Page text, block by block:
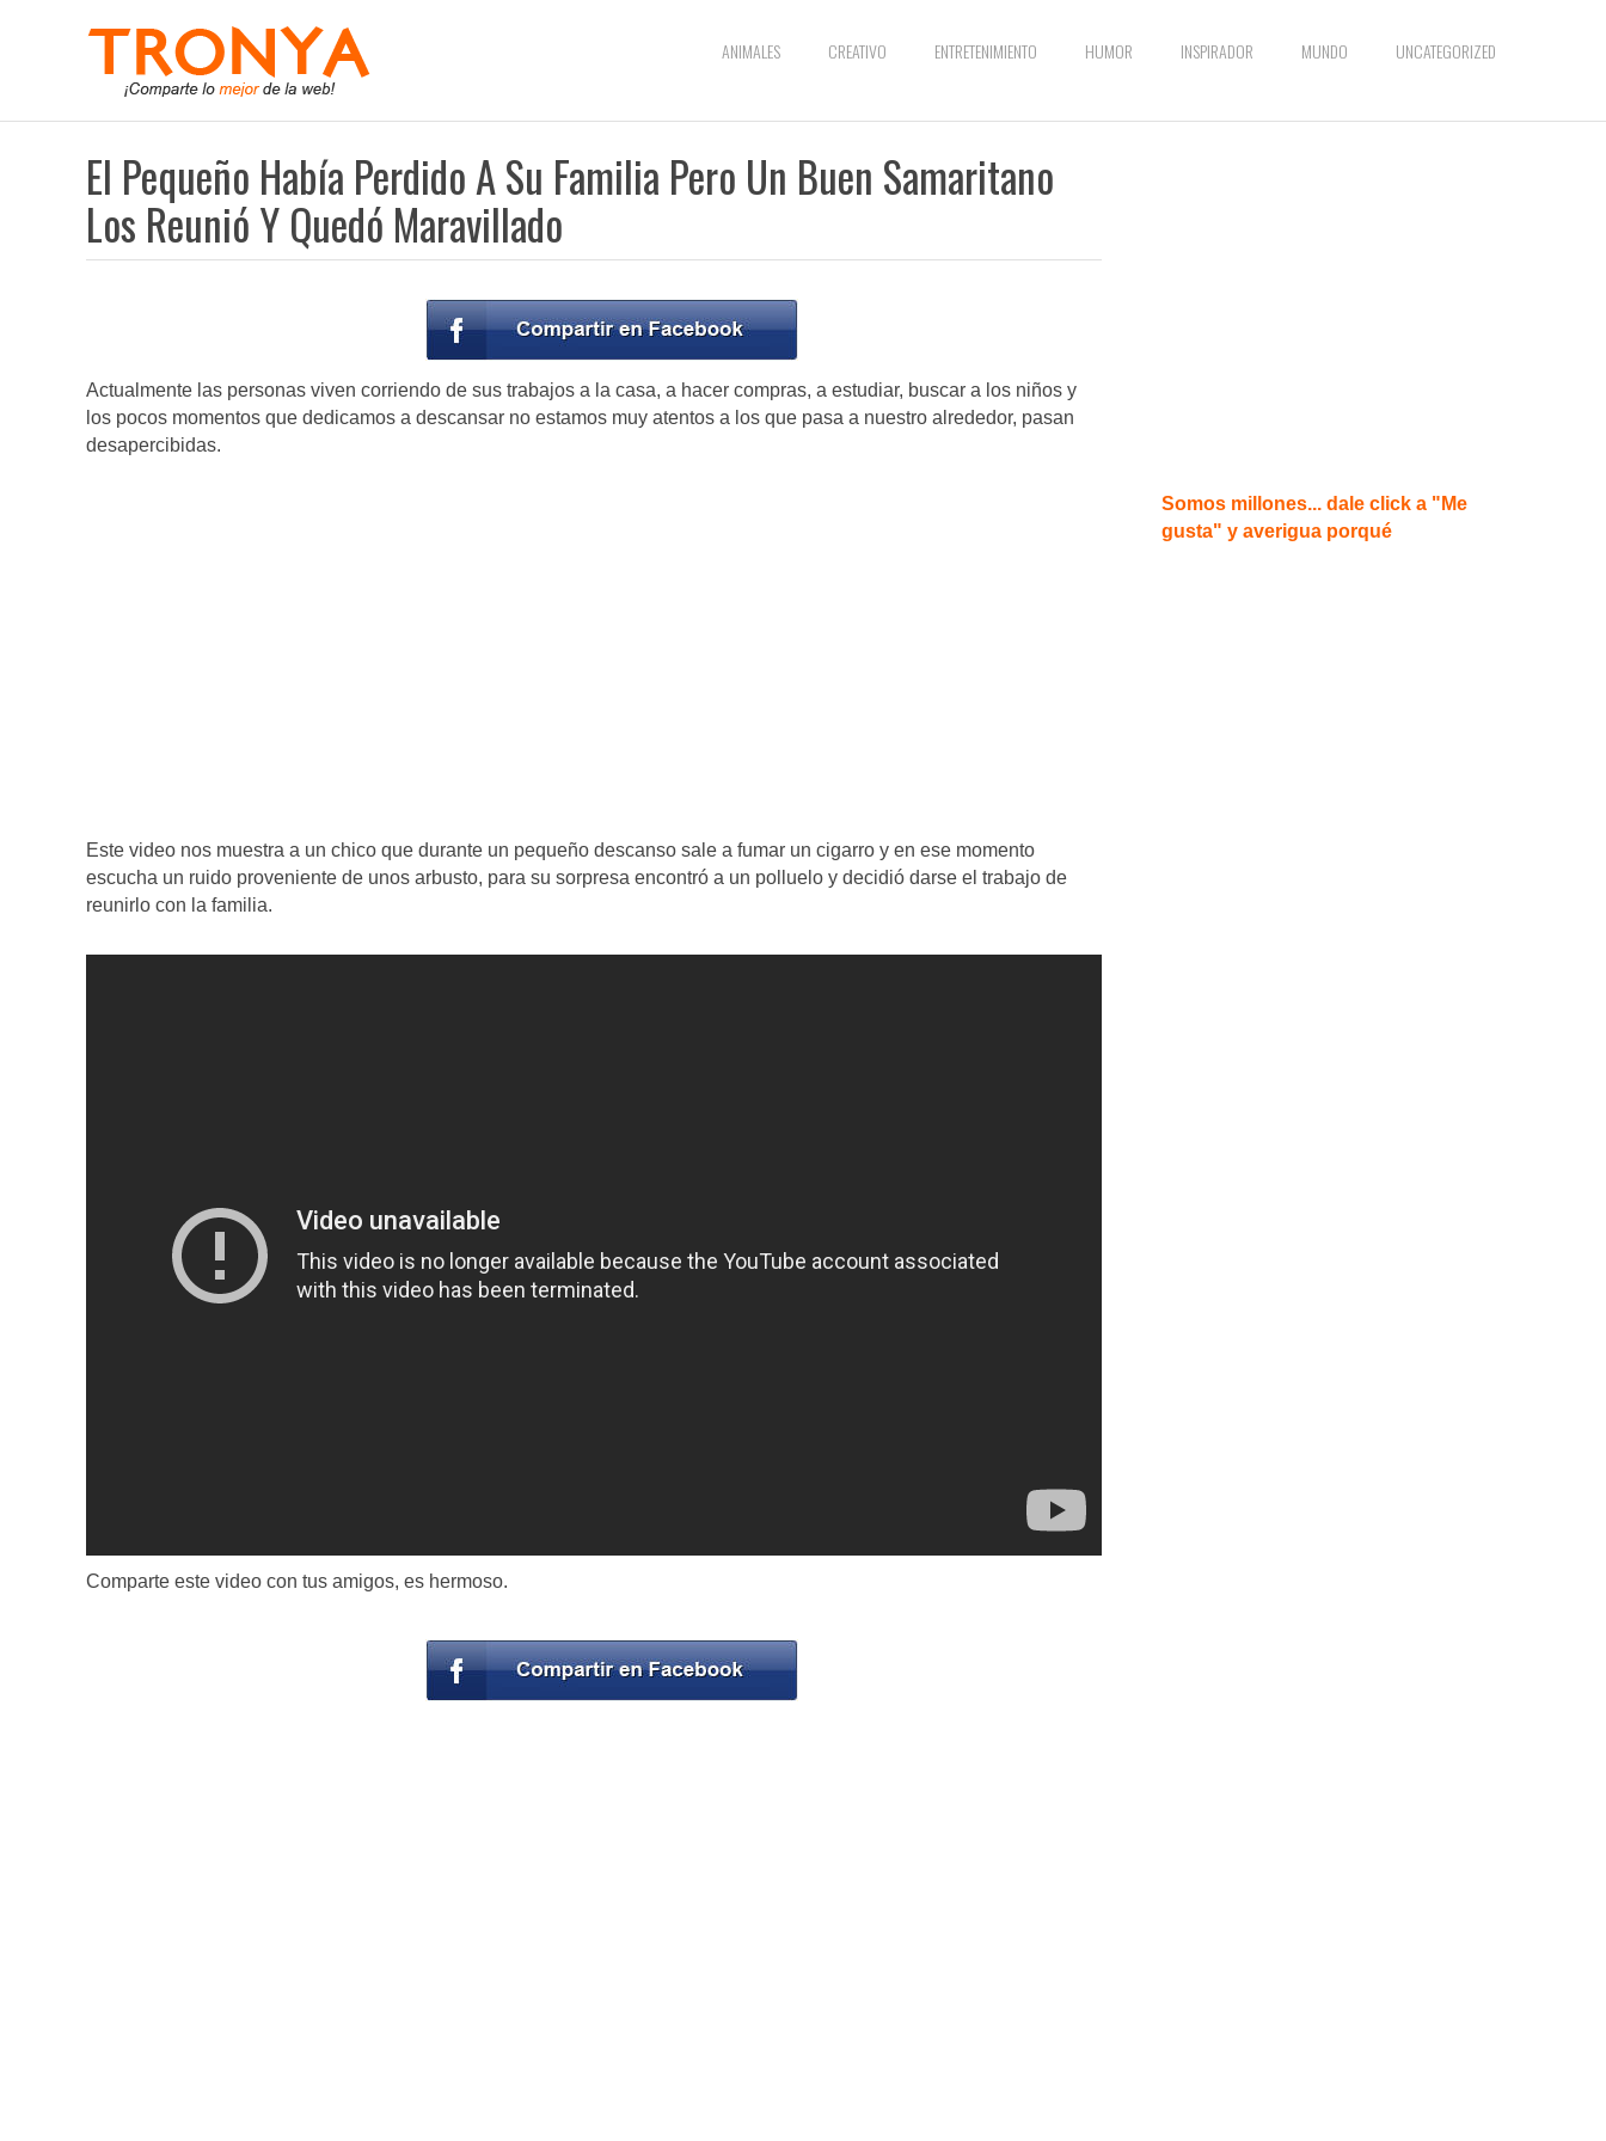
ANIMALES CREATIVO ENTRETENIMIENTO HUMOR INSPIRADOR MUNDO UNCATEGORIZED
El Pequeño Había Perdido A Su Familia Pero Un Buen Samaritano
Los Reunió Y Quedó Maravillado
Actualmente las personas viven corriendo de sus trabajos a la casa, a hacer compras, a estudiar, buscar a los niños y
los pocos momentos que dedicamos a descansar no estamos muy atentos a los que pasa a nuestro alrededor, pasan
desapercibidas.
Este video nos muestra a un chico que durante un pequeño descanso sale a fumar un cigarro y en ese momento
escucha un ruido proveniente de unos arbusto, para su sorpresa encontró a un polluelo y decidió darse el trabajo de
reunirlo con la familia.
Comparte este video con tus amigos, es hermoso.
Somos millones... dale click a "Me
gusta" y averigua porqué